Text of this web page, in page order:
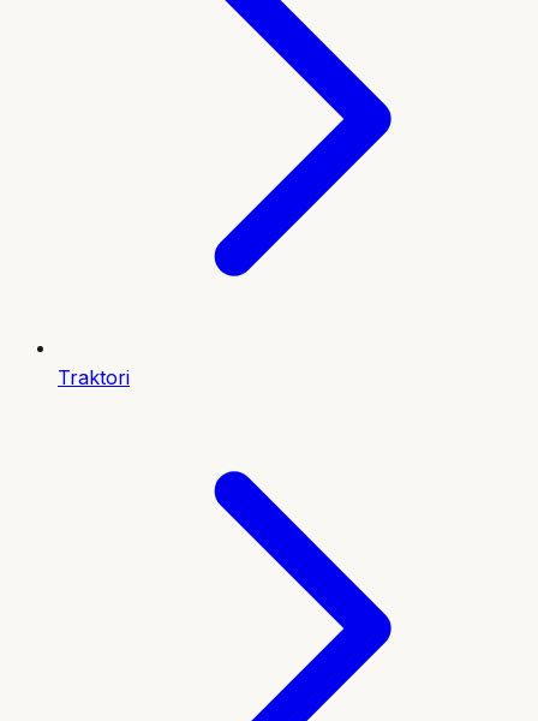
Traktori